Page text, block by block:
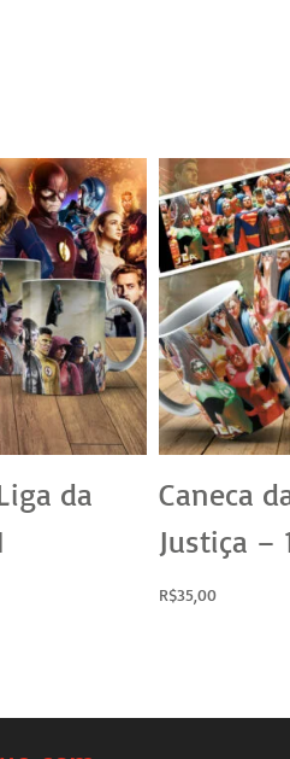
da
Caneca
Justiça –
R$35,00